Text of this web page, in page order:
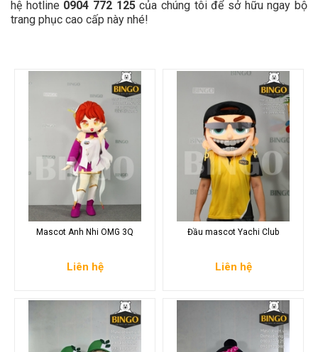
hệ hotline 0904 772 125 của chúng tôi để sở hữu ngay bộ
trang phục cao cấp này nhé!
Mascot Anh Nhi OMG 3Q
Liên hệ
Đầu mascot Yachi Club
Liên hệ